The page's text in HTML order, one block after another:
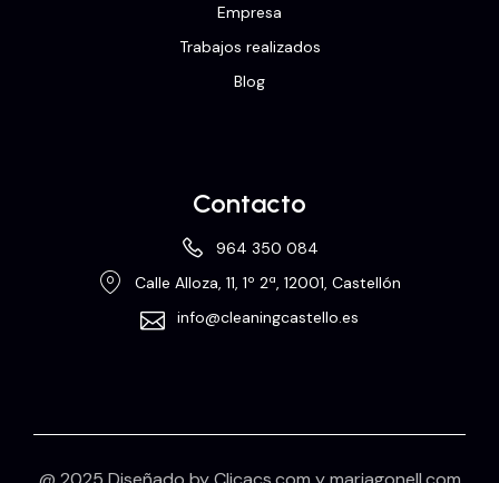
Empresa
Trabajos realizados
Blog
Contacto
964 350 084
Calle Alloza, 11, 1º 2ª, 12001, Castellón
info@cleaningcastello.es